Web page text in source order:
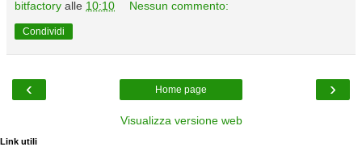
bitfactory alle 10:10 Nessun commento:
Condividi
‹ ›
Home page
Visualizza versione web
Link utili